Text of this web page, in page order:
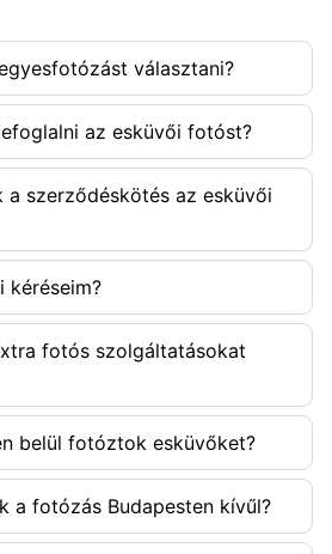
választani?
az esküvői fotóst?
szerződéskötés az esküvői
kéréseim?
fotós szolgáltatásokat
belül fotóztok esküvőket?
a fotózás Budapesten kívűl?